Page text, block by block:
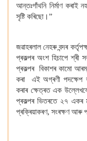
আন্তঃগাঁথনি নিৰ্মাণ কৰাই
সৃষ্টি কৰিছো।”
জৱাহৰলাল নেহৰু বন্দৰ
প্ৰকল্পৰ অংশ হিচাপে শ্ৰী
প্ৰকল্পৰ বিকাশৰ কামো
কৰা এই অগ্ৰণী পদক্ষেপ
কৰাৰ ক্ষেত্ৰত এক
প্ৰকল্পৰ ভিতৰতে ২৭ একৰ
প্ৰক্ৰিয়াকৰণ, সংৰক্ষণ আৰু